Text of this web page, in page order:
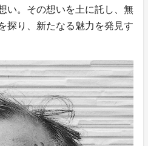
い。その想いを土に託し、無
探り、新たなる魅力を発見す